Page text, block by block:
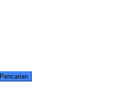
Pencarian